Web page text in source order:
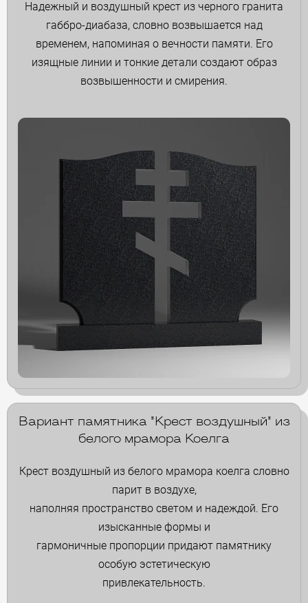
Надежный и воздушный крест из черного гранита
габбро-диабаза, словно возвышается над
временем, напоминая о вечности памяти. Его
изящные линии и тонкие детали создают образ
возвышенности и смирения.
Вариант памятника "Крест воздушный" из
белого мрамора Коелга
Крест воздушный из белого мрамора коелга словно
парит в воздухе,
наполняя пространство светом и надеждой. Его
изысканные формы и
гармоничные пропорции придают памятнику
особую эстетическую
привлекательность.